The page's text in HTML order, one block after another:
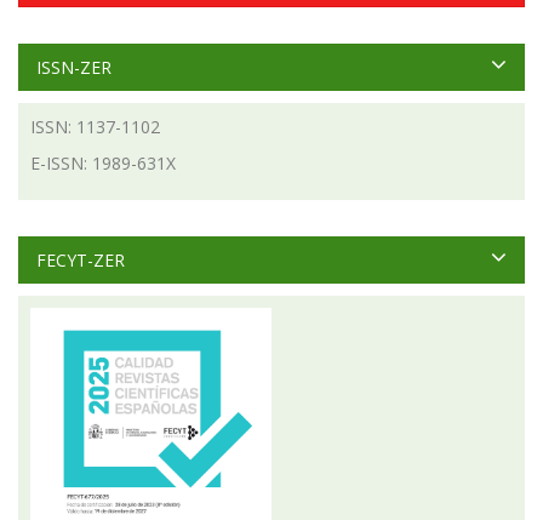
ISSN-ZER
ISSN: 1137-1102
E-ISSN: 1989-631X
FECYT-ZER